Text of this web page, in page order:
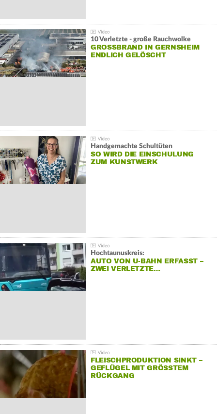
10 Verletzte - große Rauchwolke
GROSSBRAND IN GERNSHEIM E
NDLICH GELÖSCHT
Handgemachte Schultüten
SO WIRD DIE EINSCHULUNG
ZUM KUNSTWERK
Hochtaunuskreis:
AUTO VON U-BAHN ERFASST –
ZWEI VERLETZTE…
FLEISCHPRODUKTION SINKT –
GEFLÜGEL MIT GRÖSSTEM R
ÜCKGANG